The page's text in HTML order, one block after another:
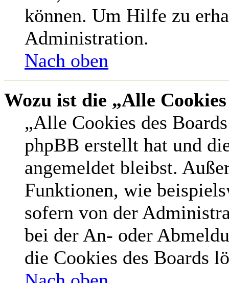
können. Um Hilfe zu
Administration.
Nach oben
Wozu ist die „Alle
„Alle Cookies des
phpBB erstellt hat und
angemeldet bleibst.
Funktionen, wie
sofern von der
bei der An- oder
die Cookies des Boards